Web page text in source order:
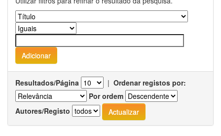
Resultados/Página | Ordenar registos por:
Por ordem
Autores/Registo